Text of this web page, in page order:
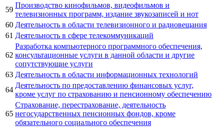
59
Производство кинофильмов, видеофильмов и
телевизионных программ, издание звукозаписей и нот
60 Деятельность в области телевизионного и радиовещания
61 Деятельность в сфере телекоммуникаций
62
Разработка компьютерного программного обеспечения,
консультационные услуги в данной области и другие
сопутствующие услуги
63 Деятельность в области информационных технологий
64
Деятельность по предоставлению финансовых услуг,
кроме услуг по страхованию и пенсионному обеспечению
65
Страхование, перестрахование, деятельность
негосударственных пенсионных фондов, кроме
обязательного социального обеспечения